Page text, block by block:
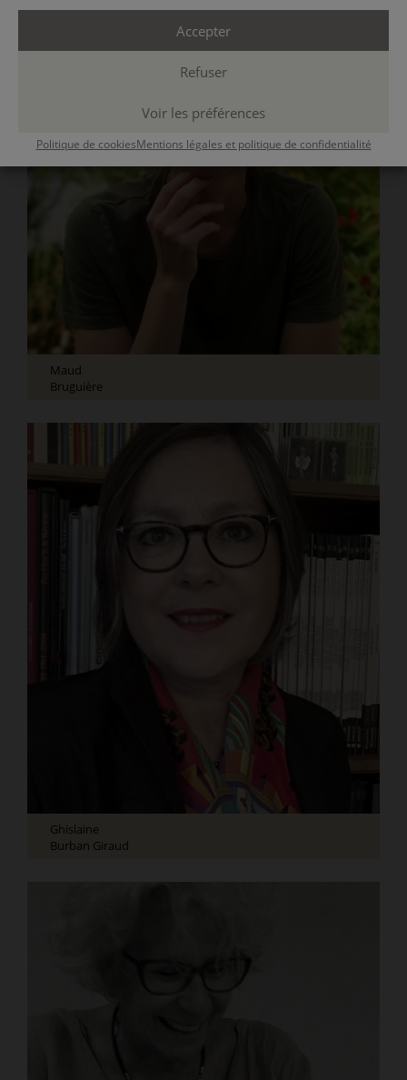
Accepter
Refuser
Voir les préférences
Politique de cookiesMentions légales et politique de confidentialité
Maud
Bruguière
Ghislaine
Burban Giraud